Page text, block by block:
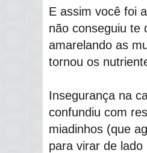
E assim você foi
não conseguiu te
amarelando as
tornou os
Insegurança na
confundiu com
miadinhos (que
para virar de